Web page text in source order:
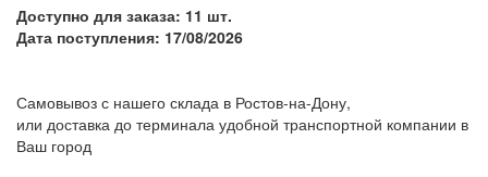
Доступно для заказа: 11 шт.
Дата поступления: 17/08/2026
Самовывоз с нашего склада в Ростов-на-Дону,
или доставка до терминала удобной транспортной компании в
Ваш город